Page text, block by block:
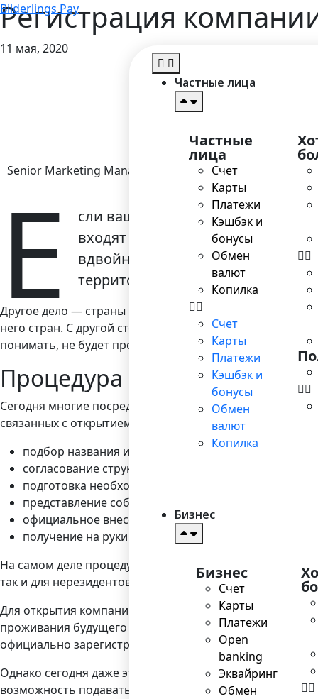
Bilderlings Pay
Частные лица
Частные
лица
Счет
Карты
Платежи
Кэшбэк и
бонусы
Обмен
валют
Копилка
Счет
Карты
Платежи
Кэшбэк и
бонусы
Обмен
валют
Копилка
Бизнес
Бизнес
Счет
Карты
Платежи
Open
banking
Эквайринг
Обмен
Регистрация
11 мая, 2020
Senior Marketing Manager
Е
сли ваш бизнес нацелен на
входят в Европейский союз. А
вдвойне хорошо: немногие
территории.
Другое дело — страны Прибалтики, и Эстония в
него стран. С другой стороны, пусть
понимать, не будет проблем в общении и проведении
Процедура регистрации
Сегодня многие посреднические фирмы предлагают
связанных с открытием, а именно:
подбор названия и его утверждение будущим
согласование структуры и юридической формы;
подготовка необходимых документов для
представление собранных документов в
официальное внесение новой компании в
получение на руки пакета документов.
На самом деле процедура проста, в ней нет никаких
так и для нерезидентов. Однако, даже если вы
Для открытия компании в Эстонии понадобятся лишь
проживания будущего учредителя или собственника.
официально зарегистрированного бизнеса в Эстонии.
Однако сегодня даже этот совсем небольшой по
возможность подавать все документы онлайн, без